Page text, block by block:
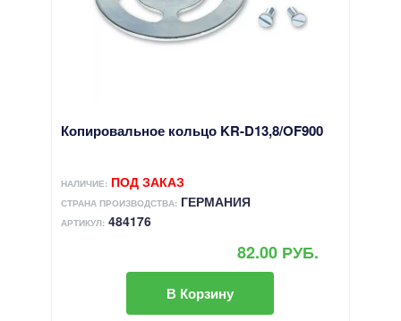
Копировальное кольцо KR-D13,8/OF900
НАЛИЧИЕ: ПОД ЗАКАЗ
СТРАНА ПРОИЗВОДСТВА:ГЕРМАНИЯ
АРТИКУЛ:484176
82.00 РУБ.
В Корзину